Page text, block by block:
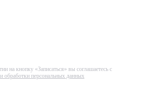
на кнопку «Записаться» вы соглашаетесь с
обработки персональных данных